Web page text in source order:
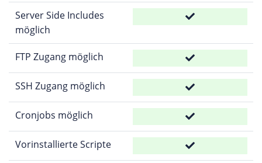
Server Side Includes
möglich
FTP Zugang möglich
SSH Zugang möglich
Cronjobs möglich
Vorinstallierte Scripte